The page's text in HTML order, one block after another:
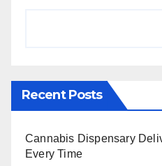
Recent Posts
Cannabis Dispensary
Every Time